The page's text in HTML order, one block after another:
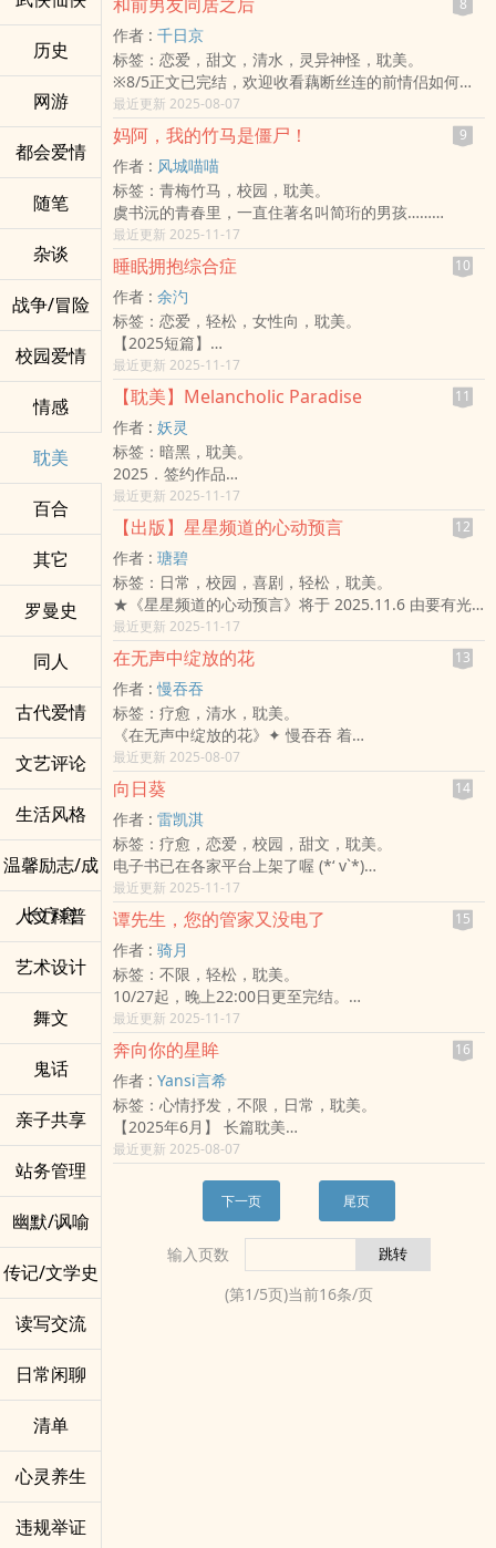
历史
网游
都会爱情
随笔
杂谈
战争/冒险
校园爱情
情感
耽美
百合
其它
罗曼史
同人
古代爱情
文艺评论
生活风格
温馨励志/成
长疗愈
人文科普
艺术设计
舞文
鬼话
亲子共享
站务管理
幽默/讽喻
传记/文学史
读写交流
日常闲聊
清单
心灵养生
违规举证
☂谢谢每位曾驻足于这本书的任何人。
☂欢迎留下你/妳的阅后心得，评论赞美都好><
☂书封目前为自制
☂本书于2022.5.6日开始连载
☂有些微r18描写，雷者误入!!!!
☂这里可以找到我，欢迎来打屁聊天说废话：IG：
@yearandyear7_(任与年)
☂目前缓慢更新中，想看更多文章可以看这里→《为谁
憔悴为谁歌》
爱，在那年冬天发芽，也在那之后的岁月里沉默。
他们都以为忘了，其实只是还没学会怎幺再拥抱一次。
➴➵➶➴➵➶➴➵➶➴➵➶➴➵➶➴➵➶
＃年上#破镜重圆#搞笑#温馨
✿开文时间:5/20号起
✿作者I人，求评论奖励 ૮ ´͈ ᗜ `͈ ა♡
✿8/10完结
中唯一的完美者(无论实力或相貌) 其名为--赤觉。
在宇宙中有一颗充满生命力、划分为”九界”的星球—法
尔斯洛帝；九界为:人界、精灵界、吸血鬼界、灵兽/兽
人界、魔界、妖界、死灵界、龙界，以及统领九界—最
强的天界；这八界在天界的统治下本互不干涉，然而，
因为感知到天界即将发生”异变”，进而将影响到其他界
域，只有赤觉存在着的”无限域”(没有赤觉的带领，谁也
到不了的无限空间 不存在于宇宙中 而是自成一格)随赤
觉的感知而发出警示，于是，赤觉决定提前往法尔斯洛
帝星球一趟，阻止悲剧发生；但是，有着完美相貌的
TA，为了不引起太多注目，只化身成自己真正面貌的
那幺一点点(仍是超帅)前往天界，告知天界的主宰．创
世主—水琉，天界有位神祈即将叛变，那位神祈本即有
着超强的实力，只是一直隐藏着，赤觉深知这点，因
此，以过去是水琉”好友” 的身分抵达天界，并掀起了天
界以及其他界域一阵风暴。
所谓的完美，并不是甚幺值得炫耀的事。--赤觉
能让黑发亮的，不是白，而是银啊！--狄尔温
8
作者 : 千日京
标签：恋爱，甜文，清水，灵异神怪，耽美。
※8/5正文已完结，欢迎收看藕断丝连的前情侣如何一
边解决稀奇古怪的事件，一边暗戳戳的试探彼此！
※双强／心软吐槽役╳反差小心机
欢迎评论><（开始修文及不定期掉落番外）
提问：为什幺前男友早上六点半会出现在家门？
(A)求复合 (B)找你借钱 (C)走错
林不语：「我没地方住了。」
按照正常逻辑应该将门狠狠地甩在前任脸上，但路言之
实在下不去手。做人还是要坚持底线，放前男友进来这
种事可不……
「请进。」
后来，他们终于明白世界上没有所谓的碰巧。
所有的相遇和重逢只不过是必然发生的结果。
而我希望，在另一个时间线的你，也能爱上我。
一切的故事，就从和前男友同居开始——
最近更新 2025-08-07
妈阿，我的竹马是僵尸！ 9
作者 : 风城喵喵
标签：青梅竹马，校园，耽美。
虞书沅的青春里，一直住著名叫简珩的男孩……
他是简珩的救赎，简珩则是他追逐的光。
直到那天，从小一起长大的校园男神，竟意外感染了
「僵尸病毒」！
「如果不想被咬，就帮我咬。」
「靠，都什幺时候了还开玩笑？」
在病毒失控与情感交缠的混乱关系中，虞书沅才渐渐发
现──原来，自己才是简珩心中永远的瘾！
＃青梅竹马 ＃僵尸病毒 ＃幼驯染 ＃耽美恋爱
★本书自10/16起在Mojoin上架！目前会先撷取部分精
采段落上传，若喜欢这个故事，欢迎前往阅读全文喔！
★后续规划请关注我的Threads、IG
★如果懒得看(?)也可以直接听我说 podcast 01 02 03
【※ 封面图像由AI协作生成。】
最近更新 2025-11-17
睡眠拥抱综合症 10
作者 : 余汋
标签：恋爱，轻松，女性向，耽美。
【2025短篇】
笨拙迟钝的小太阳 X 外冷内热的诱惑家
林阳罹患一种深层睡眠中，无意识拥抱枕边人的疾病。
郑秋实知道，但他没有说。
在这十年的交情，这是他对林阳隐藏的最大秘密。
睡眠拥抱综合症，是一种生理上的囚禁，更是他们之间
的隐喻
──彼此相拥，却从未真正靠近。
最近更新 2025-11-17
【耽美】Melancholic Paradise 11
作者 : 妖灵
标签：暗黑，耽美。
2025．签约作品
爱 在 腐 海 翻 涌 时．首 奖✨
译名｜忧郁的乐园
正文完结，番外连载中！
台币1元 = PO币100元，全书阅读只要37元，感谢大家
支持！
心理博弈 ✕ 哲学 ✕ 黑暗系爱情
❖ 如同诅咒般无法逃脱的关系
❖ 不懂爱的恶棍们的有毒爱情
❖ 尺度炸裂，作者危险驾驶？！
腹 黑 财 阀 恶 魔 ✕ 失 忆 黑 帮 狂 犬
- - - - - - - ✃
嗜虐、猜疑、最原始的渴望——
两个病态恶人的双强组合！
「海彣啊，我很喜欢你这双腿，
所以别试图逃跑，知道吗？」
宋海彣最初的记忆，
是被狗炼拴住、跪在男人腿间发情的自己。
持有卖身契并囚禁他的债主——徐泰珉，
承诺还清债务后就会给他自由。
然而接连出现的噩梦、鬼影，
以及徐泰珉手机上有关「实验」的讯息，
似乎都暗示一切并不如表面简单⋯⋯
番外
〈恶魔的洁癖〉
〈美丽的野兽〉
〈套圈圈〉
〈游乐园〉
〈中奖〉
Coming soon……
乐园秘闻系列
剧透注意！公开小彩蛋&角色八卦～
解锁进度：02
❥ 标签｜耽美．18+．囚禁．悬疑．哲学
❥ 提醒｜内含特殊生理设定，介意者慎入
❥ 闲聊｜决定以后就叫主CP恶魔组、副CP天使组！
❥ 粉专｜FB｜IG｜Threads
最近更新 2025-11-17
【出版】星星频道的心动预言 12
作者 : 瑭碧
标签：日常，校园，喜剧，轻松，耽美。
★《星星频道的心动预言》将于 2025.11.6 由要有光
出版
★ 塔罗预言ｘ青春校园ｘ轻奇幻BL
★ 秀威书店｜博客来｜诚品｜金石堂｜三民书局｜读
册生活
魔女一心只想着报答王子的恩情，却忘了，一旦真实身
分曝光，自己将受到诅咒……
当乐观开朗的王子误闯进魔女的孤寂森林，
这场不经意的相遇，会是解开诅咒的魔法，还是让命运
偏轨的引信？
───────── ♕ ───────── 简介 ─────────
♕ ─────────
乐天派王子殿下 ☆ 孤独的魔女见习生（性别：男）
繁忙的现代城市里，被三位魔女抚养长大的凡人少年乌
京杰，
为了得到母亲们的认可，他开设《星星频道》，化身开
运系YouTuber「闪闪」，
利用带有神奇力量的「塔罗卡牌」，在线为迷途少年少
女指点迷津。
校园里的万人迷白亨樨，品学兼优、笑容天真，无论走
到哪里都自带光环。
谁能想到，人生看似一帆风顺的他，竟然也迷信校园传
说──
开学第一天，他居然带着供品，虔诚地在校狗「满级
分」面前祈求美梦成真！
误打误撞之下，白亨樨找上「闪闪」倾诉自己的恋爱烦
这让乌京杰不禁好奇，校园王子心里的「那个人」究竟
是谁……？
星光闪烁的时刻，少年们的心动预言，正悄然实现──
───────── ♕ ───────── 目次 ─────────
最近更新 2025-11-17
在无声中绽放的花 13
作者 :慢吞吞
标签：疗愈，清水，耽美。
《在无声中绽放的花》✦ 慢吞吞 着
声音好听的广播剧男神攻 ✦ 顾怀声
想成为演员的哑巴受 ✦ 赵星川
他没有声音，却想成为能撼动人心的演员。
他有动人的声线，却演不好真正的情绪。
一个天生失语，一个情感压抑。
在一次试镜中，没有深入交集的两个人，命运就此交
缠。
用沉默诠释情感，用声音传达灵魂，
一人演戏，一人发声，
他们在彼此的残缺中，拼出完整的表演。
可越靠近，越不安。
当他发现自己只是「捎带」被选上的配音员，
当他发现自己抢走了对方唯一擅长的东西──
名为羁绊的情感，逐渐转为无法言说的情愫……
✦ 若你喜欢温柔内敛、渐层递进的耽美情感，《在无
声中绽放的花》会悄悄住进你心里。
最近更新 2025-08-07
向日葵 14
作者 : 雷凯淇
标签：疗愈，恋爱，校园，甜文，耽美。
电子书已在各家平台上架了喔 (*‘ v`*)
【读墨】：/a/17rANR
【pubu】：/ebook/619470?pubu_urc=F3WGUYMV
他暗恋多年的「小太阳」在他高二的某日
成为他的「继弟」
他欣喜于与他的距离仅有一墙之隔
却又害怕被发现他卑微的暗恋
所有的矛盾与挣扎、难解的爱意与温柔
在一次次的口是心非
终于被察觉……
最近更新 2025-11-17
谭先生，您的管家又没电了 15
作者 : 骑月
标签：不限，轻松，耽美。
10/27起，晚上22:00日更至完结。
╭。☆║．．．．．．．．．．．．．．．．．║☆。
╮
这是一个主角被撞后又被丢又怕被丢，而努力在老板手
底下生存的故事（大误）。
＊－。－。－。－。－。－。－。－。－。－。－。－
＊
人家穿越是穿到异世界、异世代、反正各种地方。
只有冬玺澄不一样，去他的变成一尊机器人。
还是濒临故障的那种。
为了好好生存下去，他不得已要抱紧持有者大腿，
用尽心思，委曲求全，只拜托谭先生－－不要送他到报
最近更新 2025-11-17
奔向你的星眸 16
作者 : Yansi言希
标签：心情抒发，不限，日常，耽美。
【2025年6月】 长篇耽美
探究成长系X幸福恐惧症
庄谦睦X韩呈羲
好想把自己，刻进你的眼底。
五年前，他误收一支刻着「Follow your heart.」的钢
原本想还回去，却在意识到自己还不够格时，选择转身
那支笔陪着他一路成长，让他一步步奔向那个人，也奔
最近更新 2025-08-07
下一页 尾页
输入页数
(第1/5页)当前16条/页